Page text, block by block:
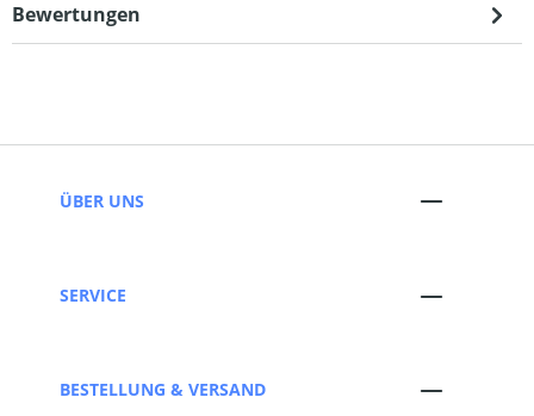
Bewertungen
ÜBER UNS
SERVICE
BESTELLUNG & VERSAND